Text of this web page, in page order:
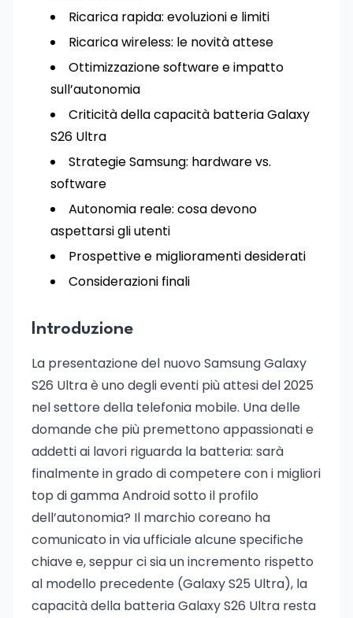
Ricarica rapida: evoluzioni e limiti
Ricarica wireless: le novità attese
Ottimizzazione software e impatto
sull’autonomia
Criticità della capacità batteria Galaxy
S26 Ultra
Strategie Samsung: hardware vs.
software
Autonomia reale: cosa devono
aspettarsi gli utenti
Prospettive e miglioramenti desiderati
Considerazioni finali
Introduzione
La presentazione del nuovo Samsung Galaxy
S26 Ultra è uno degli eventi più attesi del 2025
nel settore della telefonia mobile. Una delle
domande che più premettono appassionati e
addetti ai lavori riguarda la batteria: sarà
finalmente in grado di competere con i migliori
top di gamma Android sotto il profilo
dell’autonomia? Il marchio coreano ha
comunicato in via ufficiale alcune specifiche
chiave e, seppur ci sia un incremento rispetto
al modello precedente (Galaxy S25 Ultra), la
capacità della batteria Galaxy S26 Ultra resta